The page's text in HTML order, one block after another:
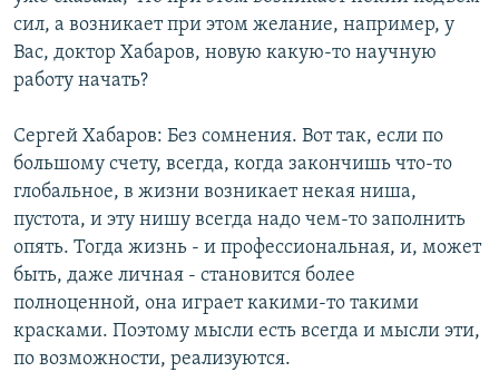
сил, а возникает при этом желание, например, у
Вас, доктор Хабаров, новую какую-то научную
работу начать?
Сергей Хабаров: Без сомнения. Вот так, если по
большому счету, всегда, когда закончишь что-то
глобальное, в жизни возникает некая ниша,
пустота, и эту нишу всегда надо чем-то заполнить
опять. Тогда жизнь - и профессиональная, и, может
быть, даже личная - становится более
полноценной, она играет какими-то такими
красками. Поэтому мысли есть всегда и мысли эти,
по возможности, реализуются.